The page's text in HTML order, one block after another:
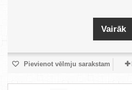
Vairāk
Pievienot vēlmju sarakstam